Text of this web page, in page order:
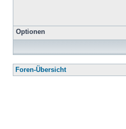
Optionen
Foren-Übersicht